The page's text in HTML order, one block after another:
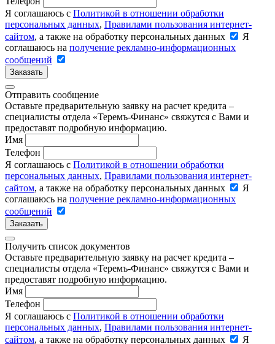
Я соглашаюсь с Политикой в отношении обработки
персональных данных, Правилами пользования интернет-
сайтом, а также на обработку персональных данных
Я
соглашаюсь на получение рекламно-информационных
сообщений
Заказать
Отправить сообщение
Оставьте предварительную заявку на расчет кредита –
специалисты отдела «Теремъ-Финанс» свяжутся с Вами и
предоставят подробную информацию.
Имя
Телефон
Я соглашаюсь с Политикой в отношении обработки
персональных данных, Правилами пользования интернет-
сайтом, а также на обработку персональных данных
Я
соглашаюсь на получение рекламно-информационных
сообщений
Заказать
Получить список документов
Оставьте предварительную заявку на расчет кредита –
специалисты отдела «Теремъ-Финанс» свяжутся с Вами и
предоставят подробную информацию.
Имя
Телефон
Я соглашаюсь с Политикой в отношении обработки
персональных данных, Правилами пользования интернет-
сайтом, а также на обработку персональных данных Я